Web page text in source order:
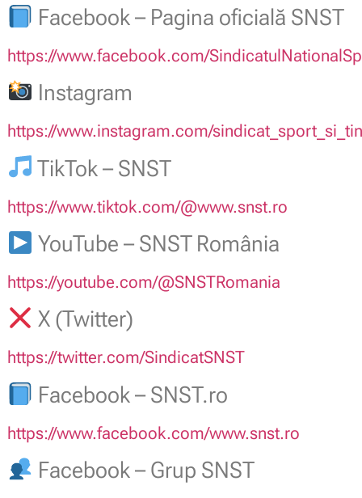
Facebook – Pagina oficială SNST
https://www.facebook.com/
Instagram
https://www.instagram.com/
TikTok – SNST
https://www.tiktok.com/@www.snst.ro
YouTube – SNST România
https://youtube.com/@SNSTRomania
X (Twitter)
https://twitter.com/SindicatSNST
Facebook – SNST.ro
https://www.facebook.com/www.snst.ro
Facebook – Grup SNST